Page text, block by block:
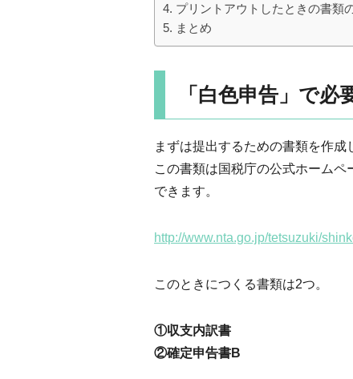
プリントアウトしたときの書類
まとめ
「白色申告」で必
まずは提出するための書類を作成
この書類は国税庁の公式ホーム
できます。
http://www.nta.go.jp/tetsuzuki/
このときにつくる書類は2つ。
①収支内訳書
②確定申告書B